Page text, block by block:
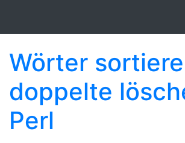
Wörter
doppelte
Perl